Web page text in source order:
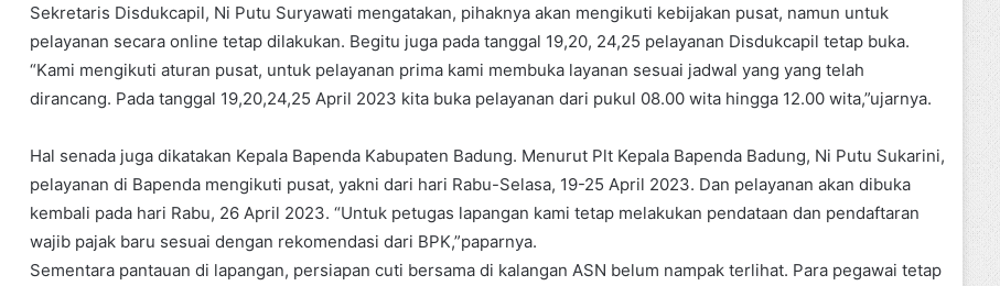
Sekretaris Disdukcapil, Ni Putu Suryawati mengatakan, pihaknya akan mengikuti kebijakan pusat, namun untuk
pelayanan secara online tetap dilakukan. Begitu juga pada tanggal 19,20, 24,25 pelayanan Disdukcapil tetap buka.
“Kami mengikuti aturan pusat, untuk pelayanan prima kami membuka layanan sesuai jadwal yang yang telah
dirancang. Pada tanggal 19,20,24,25 April 2023 kita buka pelayanan dari pukul 08.00 wita hingga 12.00 wita,”ujarnya.
Hal senada juga dikatakan Kepala Bapenda Kabupaten Badung. Menurut Plt Kepala Bapenda Badung, Ni Putu Sukarini,
pelayanan di Bapenda mengikuti pusat, yakni dari hari Rabu-Selasa, 19-25 April 2023. Dan pelayanan akan dibuka
kembali pada hari Rabu, 26 April 2023. “Untuk petugas lapangan kami tetap melakukan pendataan dan pendaftaran
wajib pajak baru sesuai dengan rekomendasi dari BPK,”paparnya.
Sementara pantauan di lapangan, persiapan cuti bersama di kalangan ASN belum nampak terlihat. Para pegawai tetap